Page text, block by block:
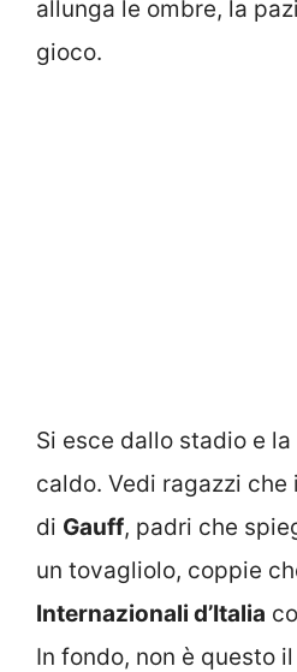
allunga le ombre, la
gioco.
Si esce dallo stadio e
caldo. Vedi ragazzi
di Gauff, padri che
un tovagliolo, coppie
Internazionali d’Italia
In fondo, non è questo